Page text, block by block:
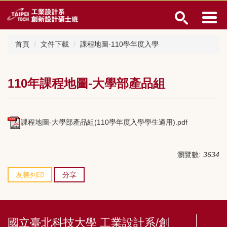
到
主
首頁 文件下載 課程地圖-110學年度入學
110年課程地圖-大學部產品組
課程地圖-大學部產品組(110學年度入學學生適用).pdf
瀏覽數: 3634
友善列印 分享
國立臺北科技大學 工業設計系/創